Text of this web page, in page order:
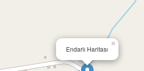
Endarlı Haritası
×